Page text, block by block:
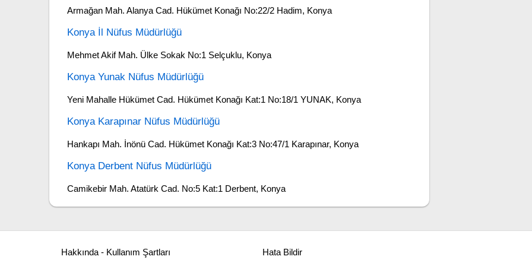
Armağan Mah. Alanya Cad. Hükümet Konağı No:22/2 Hadim, Konya
Konya İl Nüfus Müdürlüğü
Mehmet Akif Mah. Ülke Sokak No:1 Selçuklu, Konya
Konya Yunak Nüfus Müdürlüğü
Yeni Mahalle Hükümet Cad. Hükümet Konağı Kat:1 No:18/1 YUNAK, Konya
Konya Karapınar Nüfus Müdürlüğü
Hankapı Mah. İnönü Cad. Hükümet Konağı Kat:3 No:47/1 Karapınar, Konya
Konya Derbent Nüfus Müdürlüğü
Camikebir Mah. Atatürk Cad. No:5 Kat:1 Derbent, Konya
Hakkında - Kullanım Şartları Hata Bildir